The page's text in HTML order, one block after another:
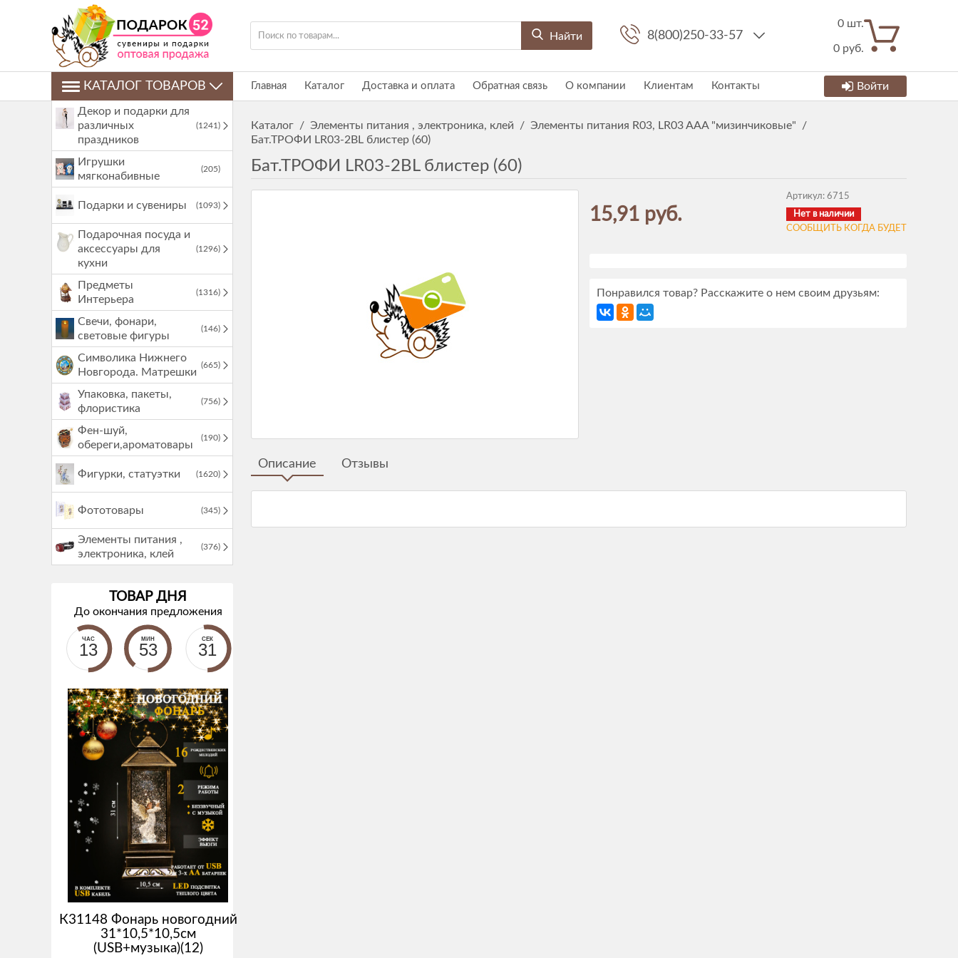
Найти 8(800)250-33-57
0 шт.
0 руб.
КАТАЛОГ ТОВАРОВ
Декор и подарки для
различных
праздников
(1241)
Игрушки
мягконабивные
(205)
Подарки и сувениры (1093)
Подарочная посуда и
аксессуары для
кухни
(1296)
Предметы
Интерьера
(1316)
Свечи, фонари,
световые фигуры
(146)
Символика Нижнего
Новгорода. Матрешки
(665)
Упаковка, пакеты,
флористика
(756)
Фен-шуй,
обереги,ароматовары
(190)
Фигурки, статуэтки (1620)
Фототовары (345)
Элементы питания ,
электроника, клей
(376)
ТОВАР ДНЯ
До окончания предложения
ЧАС
13
МИН
53
СЕК
31
К31148 Фонарь новогодний
31*10,5*10,5см
(USB+музыка)(12)
Главная Каталог Доставка и оплата Обратная связь О компании Клиентам Контакты Войти
Каталог / Элементы питания , электроника, клей / Элементы питания R03, LR03 AAA "мизинчиковые"
/
Бат.ТРОФИ LR03-2BL блистер (60)
Бат.ТРОФИ LR03-2BL блистер (60)
15,91 руб.
Артикул: 6715
Нет в наличии
СООБЩИТЬ КОГДА БУДЕТ
Понравился товар? Расскажите о нем своим друзьям:
Описание Отзывы